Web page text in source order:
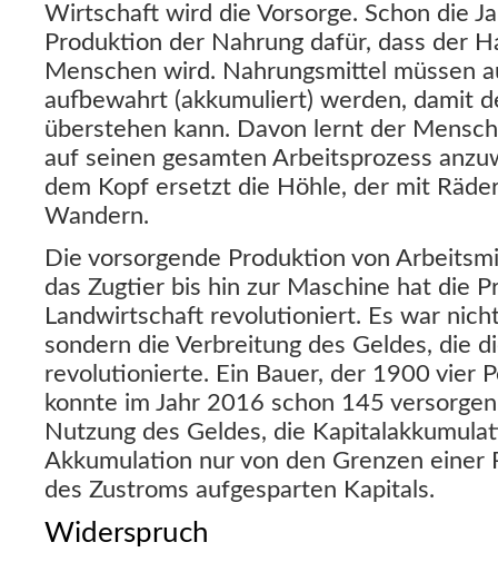
Wirtschaft wird die Vorsorge. Schon die
Produktion der Nahrung dafür, dass der
Menschen wird. Nahrungsmittel müssen
aufbewahrt (akkumuliert) werden, damit
überstehen kann. Davon lernt der
auf seinen gesamten Arbeitsprozess
dem Kopf ersetzt die Höhle, der mit
Wandern.
Die vorsorgende Produktion von
das Zugtier bis hin zur Maschine hat die
Landwirtschaft revolutioniert. Es war
sondern die Verbreitung des Geldes, die
revolutionierte. Ein Bauer, der 1900 vier
konnte im Jahr 2016 schon 145
Nutzung des Geldes, die
Akkumulation nur von den Grenzen einer
des Zustroms aufgesparten Kapitals.
Widerspruch